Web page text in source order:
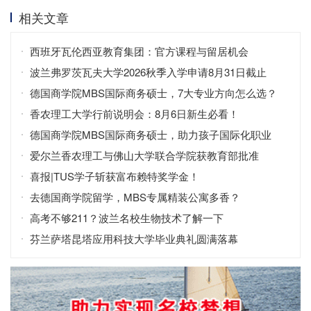
相关文章
西班牙瓦伦西亚教育集团：官方课程与留居机会
波兰弗罗茨瓦夫大学2026秋季入学申请8月31日截止
德国商学院MBS国际商务硕士，7大专业方向怎么选？
香农理工大学行前说明会：8月6日新生必看！
德国商学院MBS国际商务硕士，助力孩子国际化职业
爱尔兰香农理工与佛山大学联合学院获教育部批准
喜报|TUS学子斩获富布赖特奖学金！
去德国商学院留学，MBS专属精装公寓多香？
高考不够211？波兰名校生物技术了解一下
芬兰萨塔昆塔应用科技大学毕业典礼圆满落幕